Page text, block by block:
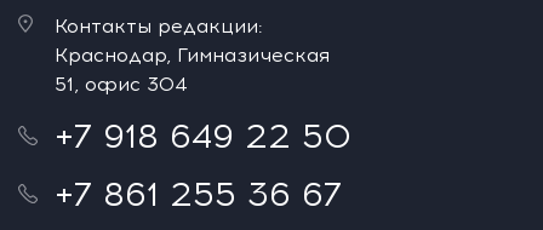
Контакты редакции:
Краснодар, Гимназическая
51, офис 304
+7 918 649 22 50
+7 861 255 36 67